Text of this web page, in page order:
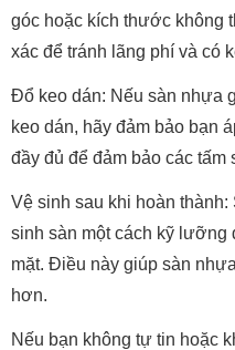
góc hoặc kích thước không
xác để tránh lãng phí và có
Đổ keo dán: Nếu sàn nhựa
keo dán, hãy đảm bảo bạn
đầy đủ để đảm bảo các tấm
Vệ sinh sau khi hoàn
sinh sàn một cách kỹ lưỡng
mặt. Điều này giúp sàn
hơn.
Nếu bạn không tự tin hoặc